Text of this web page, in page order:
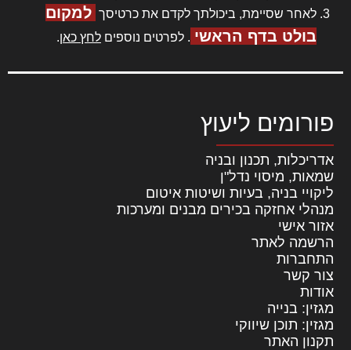
לאחר שסיימת, ביכולתך לקדם את כרטיסך למקום
בולט בדף הראשי . לפרטים נוספים לחץ כאן.
פורומים ליעוץ
אדריכלות, תכנון ובניה
שמאות, מיסוי נדל"ן
ליקויי בניה, בעיות ושיטות איטום
מנהלי אחזקה בכירים מבנים ומערכות
אזור אישי
הרשמה לאתר
התחברות
צור קשר
אודות
מגזין: בנייה
מגזין: תוכן שיווקי
תקנון האתר